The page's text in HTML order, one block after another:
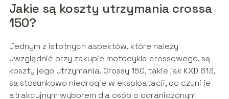
Jakie są koszty utrzymania crossa
150?
Jednym z istotnych aspektów, które należy
uwzględnić przy zakupie motocykla crossowego, są
koszty jego utrzymania. Crossy 150, takie jak KXD 613,
są stosunkowo niedrogie w eksploatacji, co czyni je
atrakcyjnym wyborem dla osób o ograniczonym